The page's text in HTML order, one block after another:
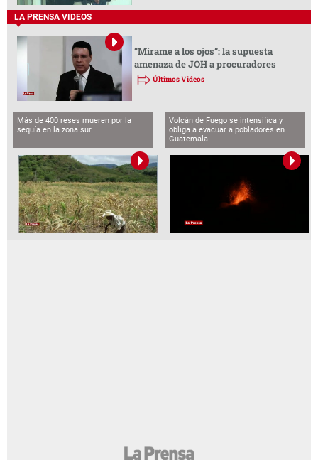
LA PRENSA VIDEOS
“Mírame a los ojos”: la supuesta
amenaza de JOH a procuradores
Últimos Videos
Más de 400 reses mueren por la
sequía en la zona sur
Volcán de Fuego se intensifica y
obliga a evacuar a pobladores en
Guatemala